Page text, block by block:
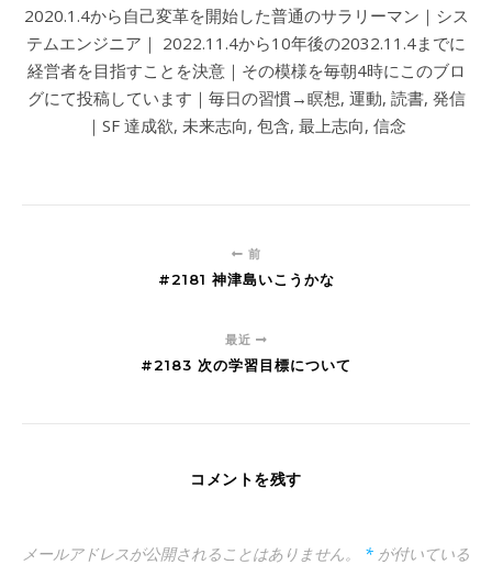
2020.1.4から自己変革を開始した普通のサラリーマン｜シス
テムエンジニア｜ 2022.11.4から10年後の2032.11.4までに
経営者を目指すことを決意｜その模様を毎朝4時にこのブロ
グにて投稿しています｜毎日の習慣→瞑想, 運動, 読書, 発信
｜SF 達成欲, 未来志向, 包含, 最上志向, 信念
前
#2181 神津島いこうかな
最近
#2183 次の学習目標について
コメントを残す
メールアドレスが公開されることはありません。 * が付いている